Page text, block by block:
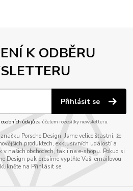
K ODBĚRU
Přihlásit se
údajůza účelem rozesílky newsletteru.
Porsche Design. Jsme velice šťastni, že
produktech, exklusivních událostí a
v našich obchodech, tak i na e-shopu. Pokud si
Design pak prosíme vyplňte Vaši emailovou
na Přihlásit se.